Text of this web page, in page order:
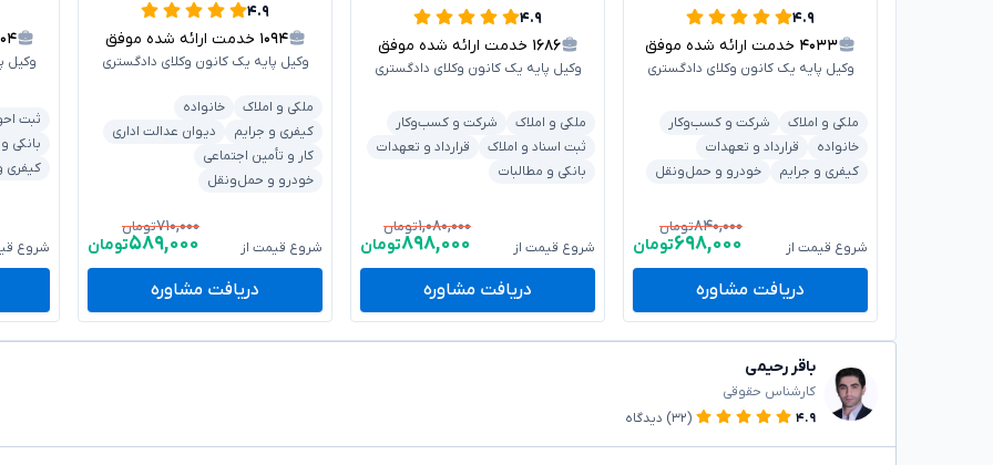
۴.۹
۴۰۳۳ خدمت ارائه شده موفق
وکیل پایه یک کانون وکلای دادگستری
ملکی و املاک
شرکت و کسب‌وکار
خانواده
قرارداد و تعهدات
کیفری و جرایم
خودرو و حمل‌ونقل
شروع قیمت از
۸۴۰,۰۰۰تومان
۶۹۸,۰۰۰تومان
دریافت مشاوره
۴.۹
۱۶۸۶ خدمت ارائه شده موفق
وکیل پایه یک کانون وکلای دادگستری
ملکی و املاک
شرکت و کسب‌وکار
ثبت اسناد و املاک
قرارداد و تعهدات
بانکی و مطالبات
شروع قیمت از
۱,۰۸۰,۰۰۰تومان
۸۹۸,۰۰۰تومان
دریافت مشاوره
۴.۹
۱۰۹۴ خدمت ارائه شده موفق
وکیل پایه یک کانون وکلای دادگستری
ملکی و املاک
خانواده
کیفری و جرایم
دیوان عدالت اداری
کار و تأمین اجتماعی
خودرو و حمل‌ونقل
شروع قیمت از
۷۱۰,۰۰۰تومان
۵۸۹,۰۰۰تومان
دریافت مشاوره
وکیل
ثبت
بانکی
کیفری
شروع
باقر رحیمی
کارشناس حقوقی
۴.۹
(۳۲) دیدگاه